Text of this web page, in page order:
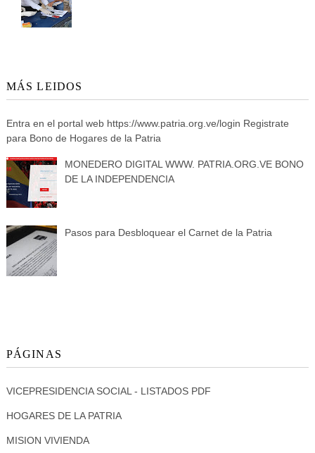
MÁS LEIDOS
Entra en el portal web https://www.patria.org.ve/login Registrate
para Bono de Hogares de la Patria
MONEDERO DIGITAL WWW. PATRIA.ORG.VE BONO
DE LA INDEPENDENCIA
Pasos para Desbloquear el Carnet de la Patria
PÁGINAS
VICEPRESIDENCIA SOCIAL - LISTADOS PDF
HOGARES DE LA PATRIA
MISION VIVIENDA